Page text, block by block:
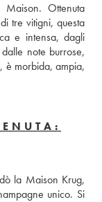
Ottenuta
tre vitigni, questa
e intensa, dagli
note burrose,
è morbida, ampia,
la Maison Krug,
unico. Si